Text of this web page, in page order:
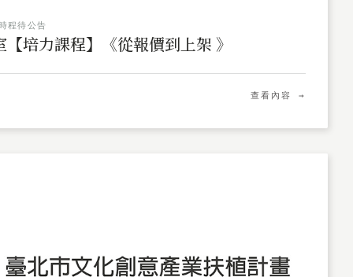
程待公告
培力課程】《從報價到上架 》
查看內容 →